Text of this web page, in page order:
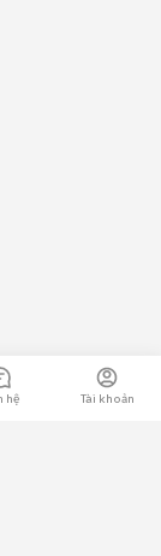
hệ Tài khoản